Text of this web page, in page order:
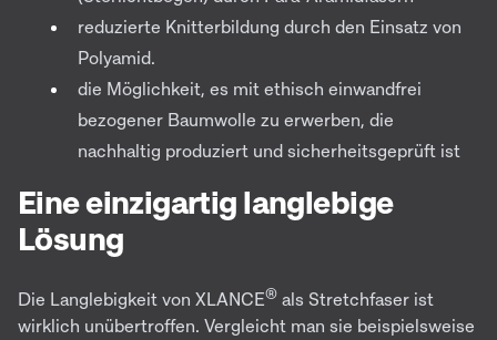
reduzierte Knitterbildung durch den Einsatz von
Polyamid.
die Möglichkeit, es mit ethisch einwandfrei
bezogener Baumwolle zu erwerben, die
nachhaltig produziert und sicherheitsgeprüft ist
Eine einzigartig langlebige
Lösung
Die Langlebigkeit von XLANCE® als Stretchfaser ist
wirklich unübertroffen. Vergleicht man sie beispielsweise